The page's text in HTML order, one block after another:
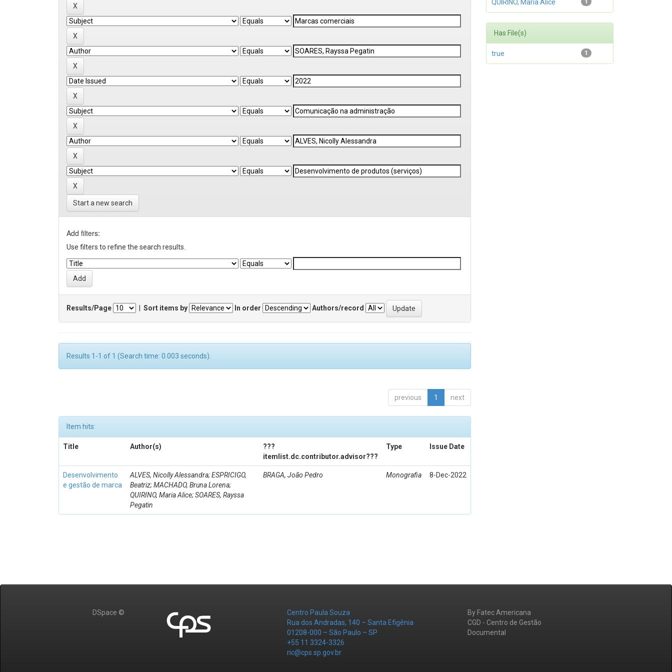
Start a new search
Add filters:
Use filters to refine the search results.
Results/Page Sort items by In order Authors/record
Results 1-1 of 1 (Search time: 0.003 seconds).
previous 1 next
Item hits:
Title Author(s)
???
itemlist.dc.contributor.advisor???
Type Issue Date
Desenvolvimento
e gestão de marca
ALVES, Nicolly Alessandra; ESPRICIGO,
Beatriz; MACHADO, Bruna Lorena;
QUIRINO, Maria Alice; SOARES, Rayssa
Pegatin
BRAGA, João Pedro Monografia 8-Dec-2022
1
QUIRINO, Maria Alice
Has File(s)
1
true
DSpace ©
Centro Paula Souza
Rua dos Andradas, 140 – Santa Efigênia
01208-000 – São Paulo – SP
+55 11 3324-3326
ric@cps.sp.gov.br
By Fatec Americana
CGD - Centro de Gestão
Documental